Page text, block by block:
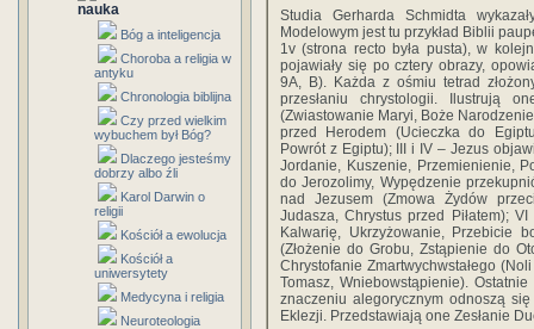
nauka
Bóg a inteligencja
Choroba a religia w
antyku
Chronologia biblijna
Czy przed wielkim
wybuchem był Bóg?
Dlaczego jesteśmy
dobrzy albo źli
Karol Darwin o
religii
Kościół a ewolucja
Kościół a
uniwersytety
Medycyna i religia
Neuroteologia
Studia Gerharda Schmidta
Modelowym jest tu przykład Biblii
1v (strona recto była pusta), w
pojawiały się po cztery obrazy,
9A, B). Każda z ośmiu tetrad
przesłaniu chrystologii. Ilustrują
(Zwiastowanie Maryi, Boże
przed Herodem (Ucieczka do
Powrót z Egiptu); III i IV – Jezus
Jordanie, Kuszenie, Przemienienie,
do Jerozolimy, Wypędzenie
nad Jezusem (Zmowa Żydów
Judasza, Chrystus przed Piłatem);
Kalwarię, Ukrzyżowanie,
(Złożenie do Grobu, Zstąpienie do
Chrystofanie Zmartwychwstałego
Tomasz, Wniebowstąpienie).
znaczeniu alegorycznym odnoszą
Eklezji. Przedstawiają one Zesłanie